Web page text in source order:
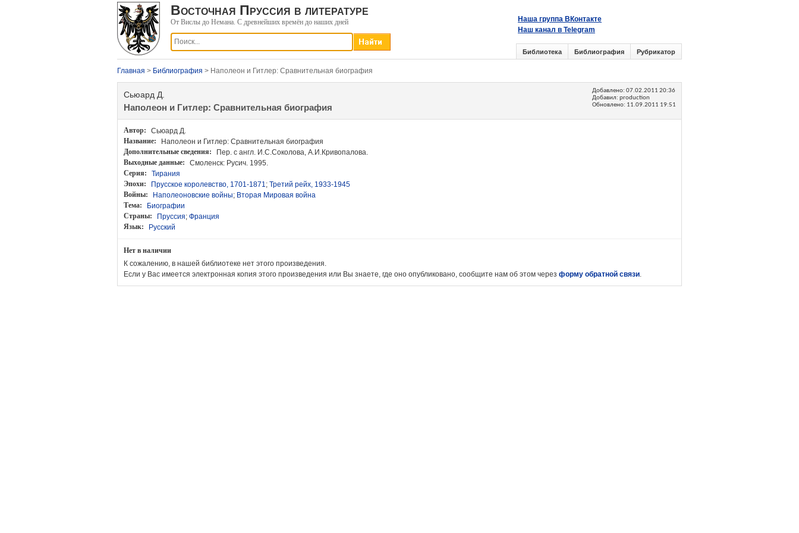
Восточная Пруссия в литературе
От Вислы до Немана. С древнейших времён до наших дней
Наша группа ВКонтакте
Наш канал в Telegram
Библиотека Библиография Рубрикатор
Главная > Библиография > Наполеон и Гитлер: Сравнительная биография
Сьюард Д.
Наполеон и Гитлер: Сравнительная биография
Добавлено: 07.02.2011 20:36
Добавил: production
Обновлено: 11.09.2011 19:51
Автор:
Сьюард Д.
Название:
Наполеон и Гитлер: Сравнительная биография
Дополнительные сведения:
Пер. с англ. И.С.Соколова, А.И.Кривопалова.
Выходные данные:
Смоленск: Русич. 1995.
Серия:
Тирания
Эпохи:
Прусское королевство, 1701-1871; Третий рейх, 1933-1945
Войны:
Наполеоновские войны; Вторая Мировая война
Тема:
Биографии
Страны:
Пруссия; Франция
Язык:
Русский
Нет в наличии
К сожалению, в нашей библиотеке нет этого произведения.
Если у Вас имеется электронная копия этого произведения или Вы знаете, где оно опубликовано, сообщите нам об этом через форму обратной связи.